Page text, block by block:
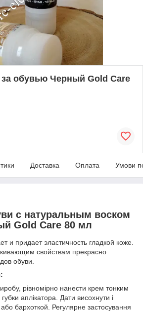
обувью Черный Gold Care
Доставка Оплата Умови
с натуральным воском
Gold Care 80 мл
и придает эластичность гладкой коже.
свойствам прекрасно
обуви.
рівномірно нанести крем тонким
аплікатора. Дати висохнути і
або бархоткой. Регулярне застосування